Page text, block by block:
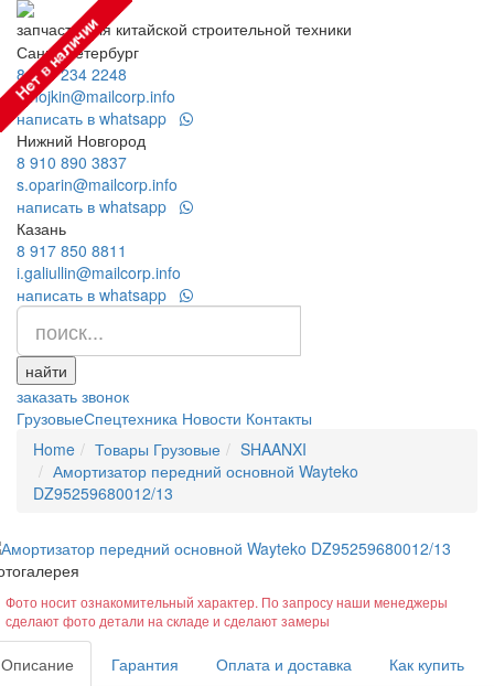
запчасти для китайской строительной техники
Санкт-Петербург
8 800 234 2248
a.nojkin@mailcorp.info
написать в whatsapp
Нижний Новгород
8 910 890 3837
s.oparin@mailcorp.info
написать в whatsapp
Казань
8 917 850 8811
i.galiullin@mailcorp.info
написать в whatsapp
найти
заказать звонок
ГрузовыеСпецтехника Новости Контакты
Home
Товары Грузовые
SHAANXI
Амортизатор передний основной Wayteko
DZ95259680012/13
Фото носит ознакомительный характер. По запросу наши менеджеры
сделают фото детали на складе и сделают замеры
Описание Гарантия Оплата и доставка
Как купить